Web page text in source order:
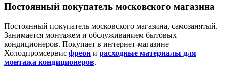
Постоянный покупатель московского магазина
Постоянный покупатель московского магазина, самозанятый.
Занимается монтажем и обслуживанием бытовых
кондиционеров. Покупает в интернет-магазине
Холодпромсервис фреон и расходные материалы для
монтажа кондиционеров.